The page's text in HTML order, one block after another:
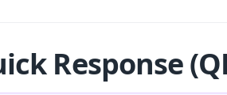
Response